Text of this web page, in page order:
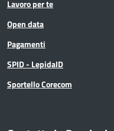
Lavoro per te
Open data
Pagamenti
SPID - LepidaID
Sportello Corecom